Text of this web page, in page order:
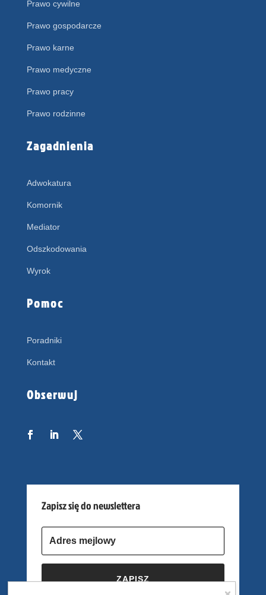
Prawo cywilne
Prawo gospodarcze
Prawo karne
Prawo medyczne
Prawo pracy
Prawo rodzinne
Zagadnienia
Adwokatura
Komornik
Mediator
Odszkodowania
Wyrok
Pomoc
Poradniki
Kontakt
Obserwuj
Zapisz się do newslettera
ZAPISZ